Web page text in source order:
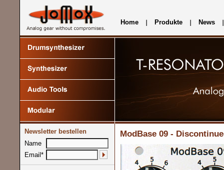
Home Produkte News
Newsletter bestellen
Name
Email*
ModBase 09 -